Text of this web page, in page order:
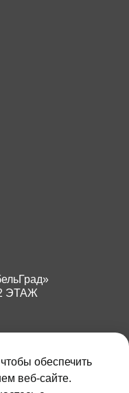
2 ЭТАЖ
обеспечить
веб-сайте.